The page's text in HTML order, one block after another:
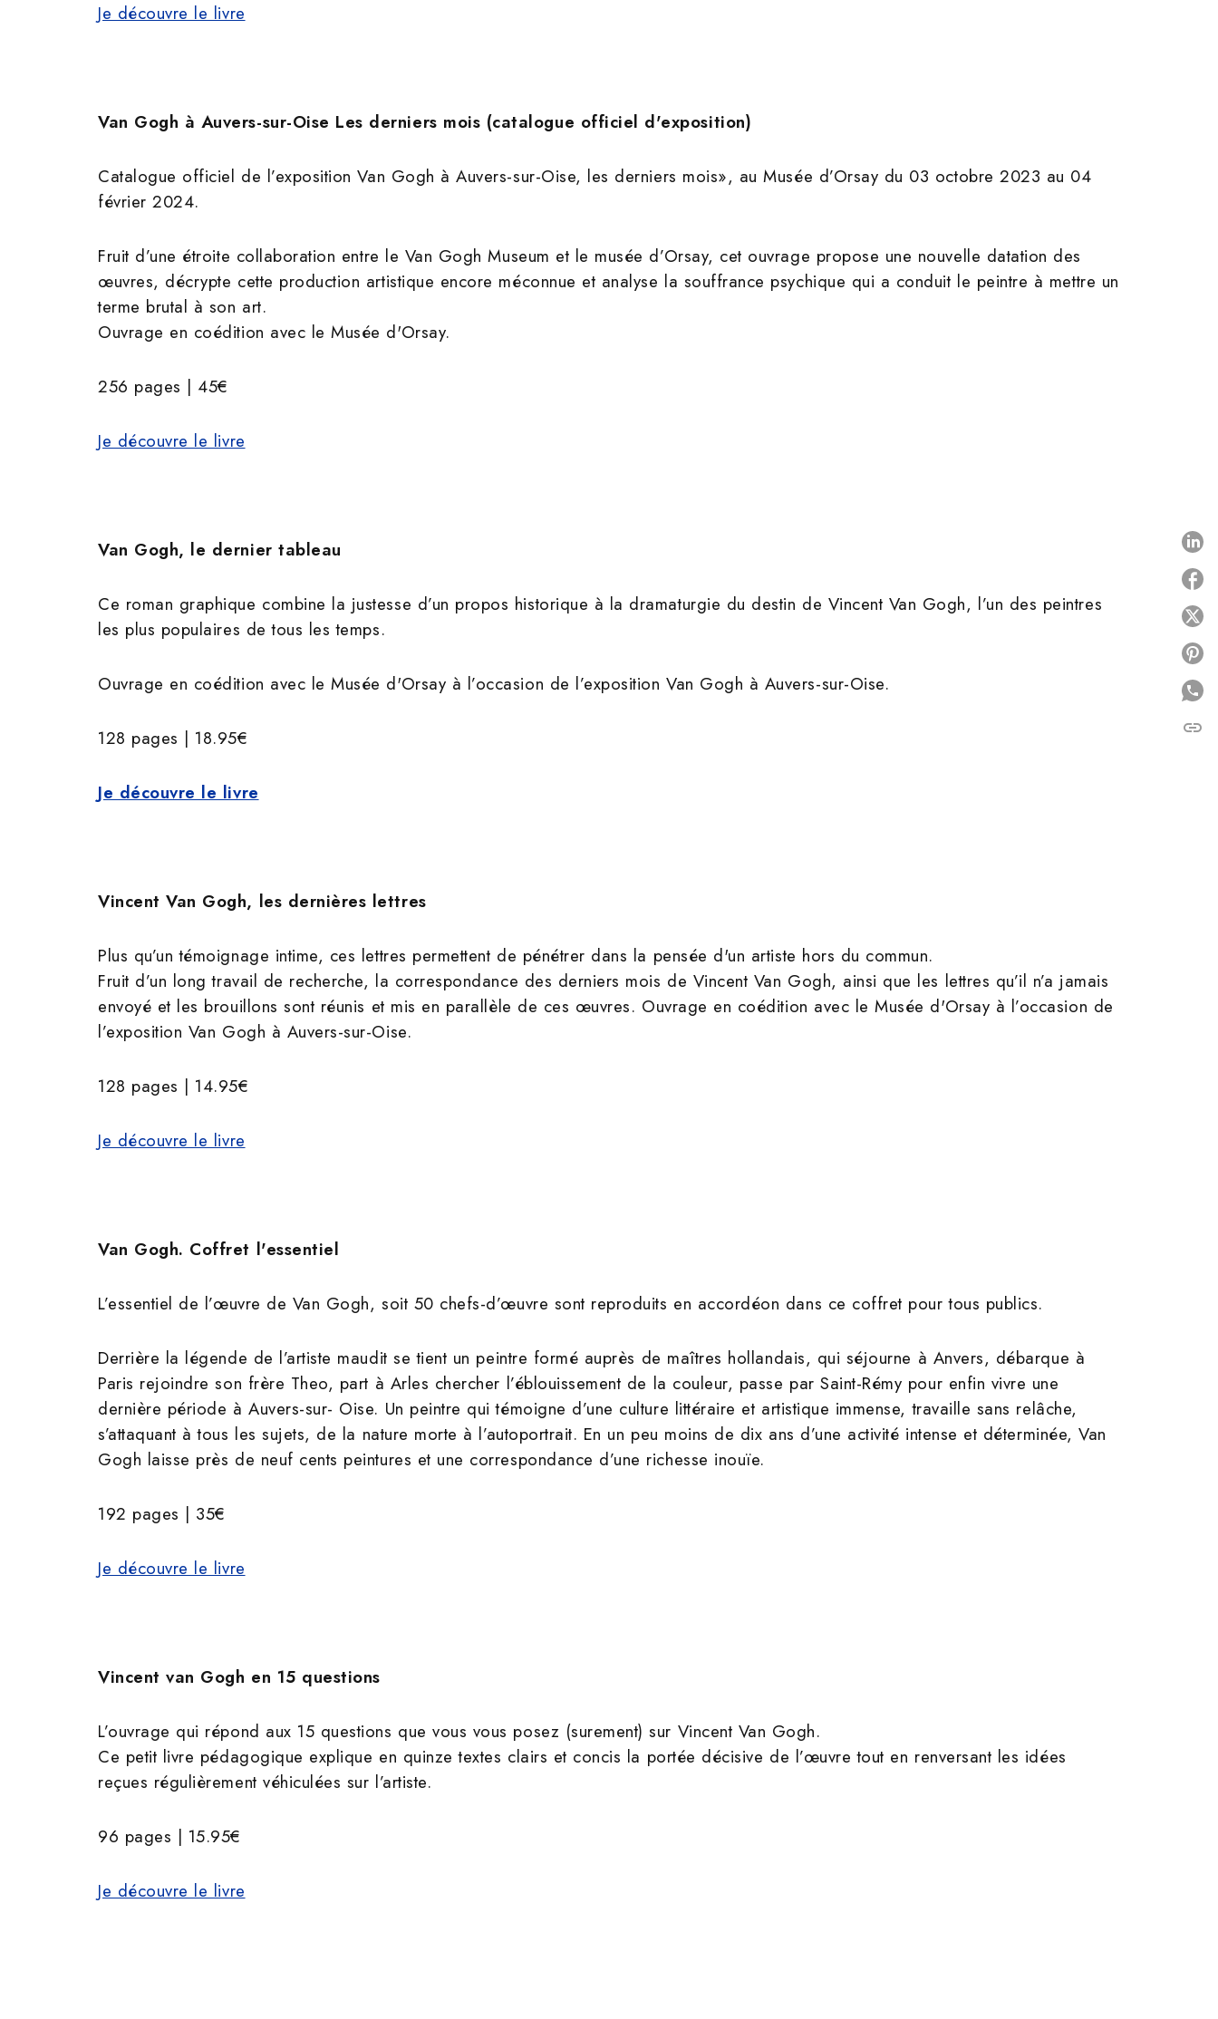
Je découvre le livre
Van Gogh à Auvers-sur-Oise Les derniers mois (catalogue officiel d'exposition)
Catalogue officiel de l’exposition Van Gogh à Auvers-sur-Oise, les derniers mois», au Musée d’Orsay du 03 octobre 2023 au 04
février 2024.
Fruit d’une étroite collaboration entre le Van Gogh Museum et le musée d’Orsay, cet ouvrage propose une nouvelle datation des
œuvres, décrypte cette production artistique encore méconnue et analyse la souffrance psychique qui a conduit le peintre à mettre un
terme brutal à son art.
Ouvrage en coédition avec le Musée d'Orsay.
256 pages | 45€
Je découvre le livre
Van Gogh, le dernier tableau
Ce roman graphique combine la justesse d’un propos historique à la dramaturgie du destin de Vincent Van Gogh, l’un des peintres
les plus populaires de tous les temps.
Ouvrage en coédition avec le Musée d'Orsay à l’occasion de l’exposition Van Gogh à Auvers-sur-Oise.
128 pages | 18.95€
Je découvre le livre
Vincent Van Gogh, les dernières lettres
Plus qu’un témoignage intime, ces lettres permettent de pénétrer dans la pensée d'un artiste hors du commun.
Fruit d’un long travail de recherche, la correspondance des derniers mois de Vincent Van Gogh, ainsi que les lettres qu’il n’a jamais
envoyé et les brouillons sont réunis et mis en parallèle de ces œuvres. Ouvrage en coédition avec le Musée d'Orsay à l’occasion de
l’exposition Van Gogh à Auvers-sur-Oise.
128 pages | 14.95€
Je découvre le livre
Van Gogh. Coffret l'essentiel
L’essentiel de l’œuvre de Van Gogh, soit 50 chefs-d’œuvre sont reproduits en accordéon dans ce coffret pour tous publics.
Derrière la légende de l’artiste maudit se tient un peintre formé auprès de maîtres hollandais, qui séjourne à Anvers, débarque à
Paris rejoindre son frère Theo, part à Arles chercher l’éblouissement de la couleur, passe par Saint-Rémy pour enfin vivre une
dernière période à Auvers-sur- Oise. Un peintre qui témoigne d’une culture littéraire et artistique immense, travaille sans relâche,
s’attaquant à tous les sujets, de la nature morte à l’autoportrait. En un peu moins de dix ans d’une activité intense et déterminée, Van
Gogh laisse près de neuf cents peintures et une correspondance d’une richesse inouïe.
192 pages | 35€
Je découvre le livre
Vincent van Gogh en 15 questions
L’ouvrage qui répond aux 15 questions que vous vous posez (surement) sur Vincent Van Gogh.
Ce petit livre pédagogique explique en quinze textes clairs et concis la portée décisive de l’œuvre tout en renversant les idées
reçues régulièrement véhiculées sur l’artiste.
96 pages | 15.95€
Je découvre le livre
link